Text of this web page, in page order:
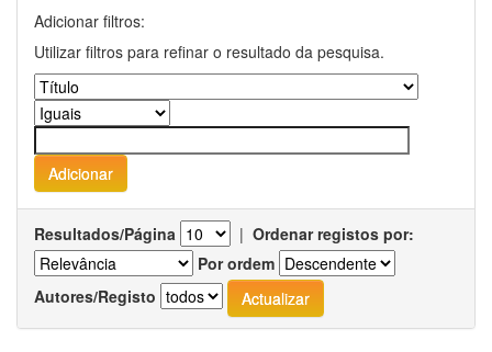
Adicionar filtros:
Utilizar filtros para refinar o resultado da pesquisa.
Resultados/Página | Ordenar registos por:
Por ordem
Autores/Registo